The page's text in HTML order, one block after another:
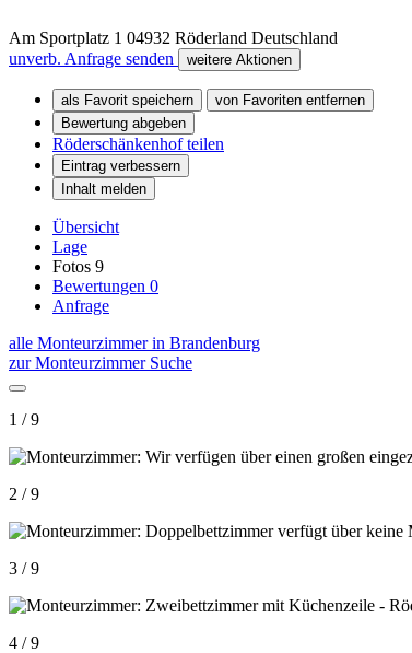
Am Sportplatz 1 04932 Röderland Deutschland
unverb. Anfrage senden
weitere Aktionen
als Favorit speichern
von Favoriten entfernen
Bewertung abgeben
Röderschänkenhof teilen
Eintrag verbessern
Inhalt melden
Übersicht
Lage
Fotos 9
Bewertungen 0
Anfrage
alle Monteurzimmer in Brandenburg
zur Monteurzimmer Suche
1 / 9
2 / 9
3 / 9
4 / 9